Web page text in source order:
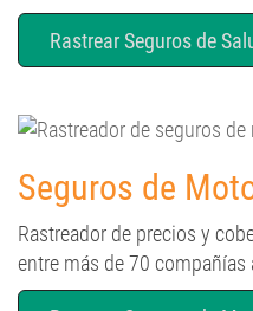
Rastrear Seguros de
Seguros de
Rastreador de precios y
entre más de 70 compañías